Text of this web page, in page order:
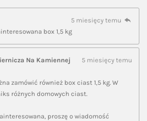
5 miesięcy temu
box 1,5 kg
Na Kamiennej
5 miesięcy temu
zamówić również box ciast 1,5 kg. W
różnych domowych ciast.
proszę o wiadomość